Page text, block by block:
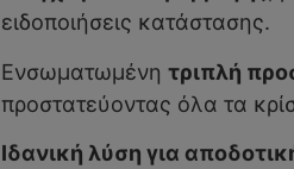
ειδοποιήσεις κατάστασης.
Ενσωματωμένη τριπλή
προστατεύοντας όλα τα
Ιδανική λύση για